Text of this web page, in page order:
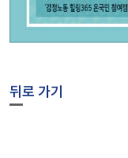
뒤로 가기